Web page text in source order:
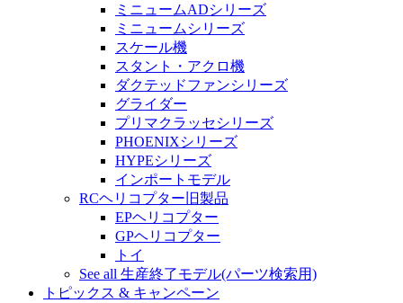
ミニュームADシリーズ
ミニュームシリーズ
スケール機
スタント・アクロ機
ダクテッドファンシリーズ
グライダー
プリマクラッセシリーズ
PHOENIXシリーズ
HYPEシリーズ
インポートモデル
RCヘリコプター旧製品
EPヘリコプター
GPヘリコプター
トイ
See all 生産終了モデル(パーツ検索用)
トピックス & キャンペーン